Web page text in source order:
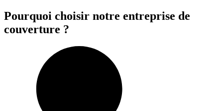
Pourquoi choisir notre entreprise de
couverture ?